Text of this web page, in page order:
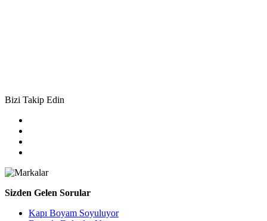
Bizi Takip Edin
Sizden Gelen Sorular
Kapı Boyam Soyuluyor